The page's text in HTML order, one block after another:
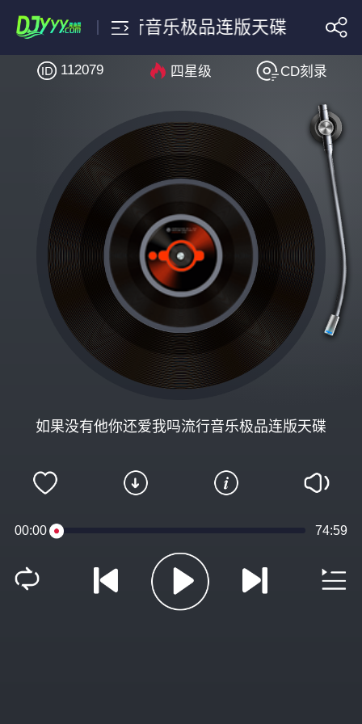
搜索
你还爱我吗流行音乐极品连版天碟
如果没有他你还爱我吗流行音乐极品连版天碟
112079 四星级 CD刻录
00:00 74:59